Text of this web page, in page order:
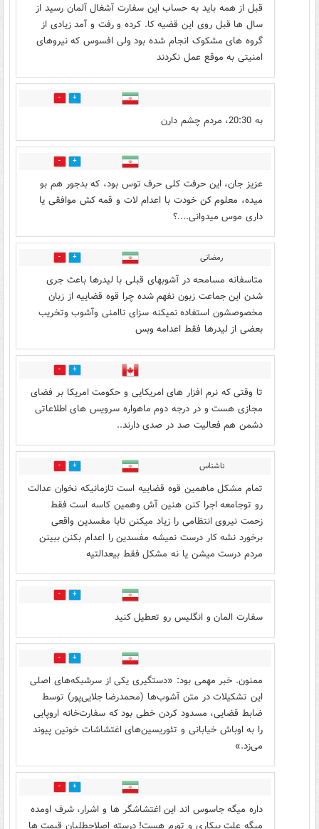
قبل از همه باید به حساب این سفارت آشغال آلمان رسید از
سال ها قبل روی این قضیه کا. کرده و رفت و آمد زیادی از
گروه های مشکوک انجام شده بود ولی افسوس که نیروهای
امنیتی به موقع عمل نکردند
3
به 20:30، مردم چشم دارن
2
عزیز جان، این حرفت کلی حرف توس بود، که بدجور هم بو
میده، معلوم کن خودت با اعدام لات و قمه کش موافقی یا
داری موس میدوانی....؟
رمضانی 13
متاسفانه مسامحه در آشوبهای قبلی با لیدرها باعث جری
شدن این جماعت زبون نفهم شده چرا قوه قضاییه از زبان
مخصوصشون استفاده نمیکنه سزای ناامنی وآشوب وتخریب
بعضی از لیدرها فقط اعدامه وبس
8
تا وقتی که نرم افزار های امریکایی و حکومت امریکا بر فضای
مجازی هست و در درجه دوم ماهواره سرویس های اطلاعاتی
دشمن هم فعالیت صد در صدی دارند..
ناشناس 20
تمام مشکل ماهمین قوه قضاییه است تازمانیکه نخوان عدالت
رو توجامعه اجرا کنن هنین آش وهمین کاسه است فقط
زحمت نیروی انتظامی را زیاد میکنن تابا مفسدین واقعی
برخورد نشه کار درست نمیشه مفسدین را اعدام بکنن ببینن
مردم درست میشن یا نه مشکل فقط بیعدالتیه
11
سفارت المان و انگلیس رو تعطیل کنید
1
ممنون. خبر مهمی بود: «دستگیری یکی از سرشبکه‌های اصلی
این تشکیلات در متن آشوب‌ها (محمدرضا جلایی‌پور) توسط
ضابط قضایی، مسدود کردن خطی بود که سفارت‌خانه اروپایی
را به اوباش خیابانی و تئوریسین‌های اغتشاشات خونین پیوند
می‌زد.»
2
داره میگه جاسوس اند این اغتشاشگر ها و اشرار، شرف اومده